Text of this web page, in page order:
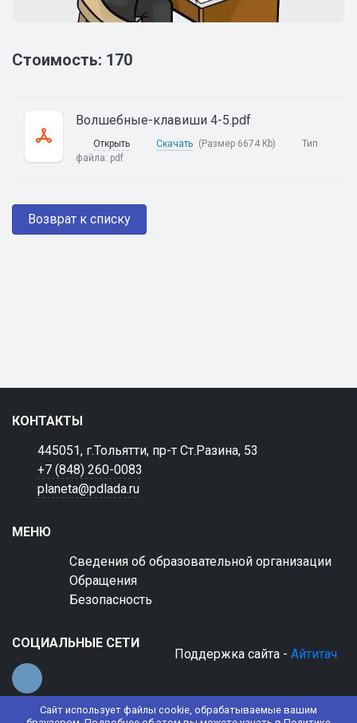
Сайт использует файлы cookie, обрабатываемые вашим
Стоимость: 170
Волшебные-клавиши 4-5.pdf
Открыть Скачать (Размер 6674 Kb)
Тип
файла: pdf
Возврат к списку
КОНТАКТЫ
445051, г.Тольятти, пр-т Ст.Разина, 53
+7 (848) 260-0083
planeta@pdlada.ru
МЕНЮ
Сведения об образовательной организации
Обращения
Безопасность
СОЦИАЛЬНЫЕ СЕТИ
Поддержка сайта - Айтитач